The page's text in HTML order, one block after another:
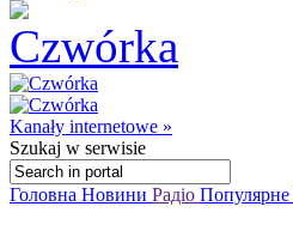
Kanały internetowe »
Szukaj w serwisie
Головна Новини Радіо Популярне